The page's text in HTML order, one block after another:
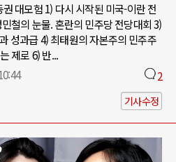
대모험 1) 다시 시작된 미국-이란 전
철의 눈물. 혼란의 민주당 전당대회 3)
성과급 4) 최태원의 자본주의 민주주
제로 6) 반...
2
기사수정